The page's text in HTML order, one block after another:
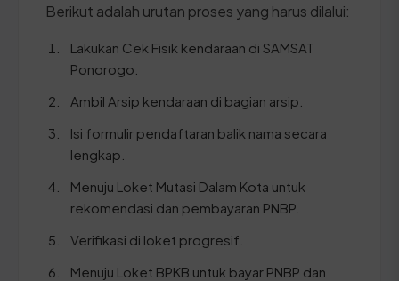
Berikut adalah urutan proses yang harus dilalui:
Lakukan Cek Fisik kendaraan di SAMSAT
Ponorogo.
Ambil Arsip kendaraan di bagian arsip.
Isi formulir pendaftaran balik nama secara
lengkap.
Menuju Loket Mutasi Dalam Kota untuk
rekomendasi dan pembayaran PNBP.
Verifikasi di loket progresif.
Menuju Loket BPKB untuk bayar PNBP dan